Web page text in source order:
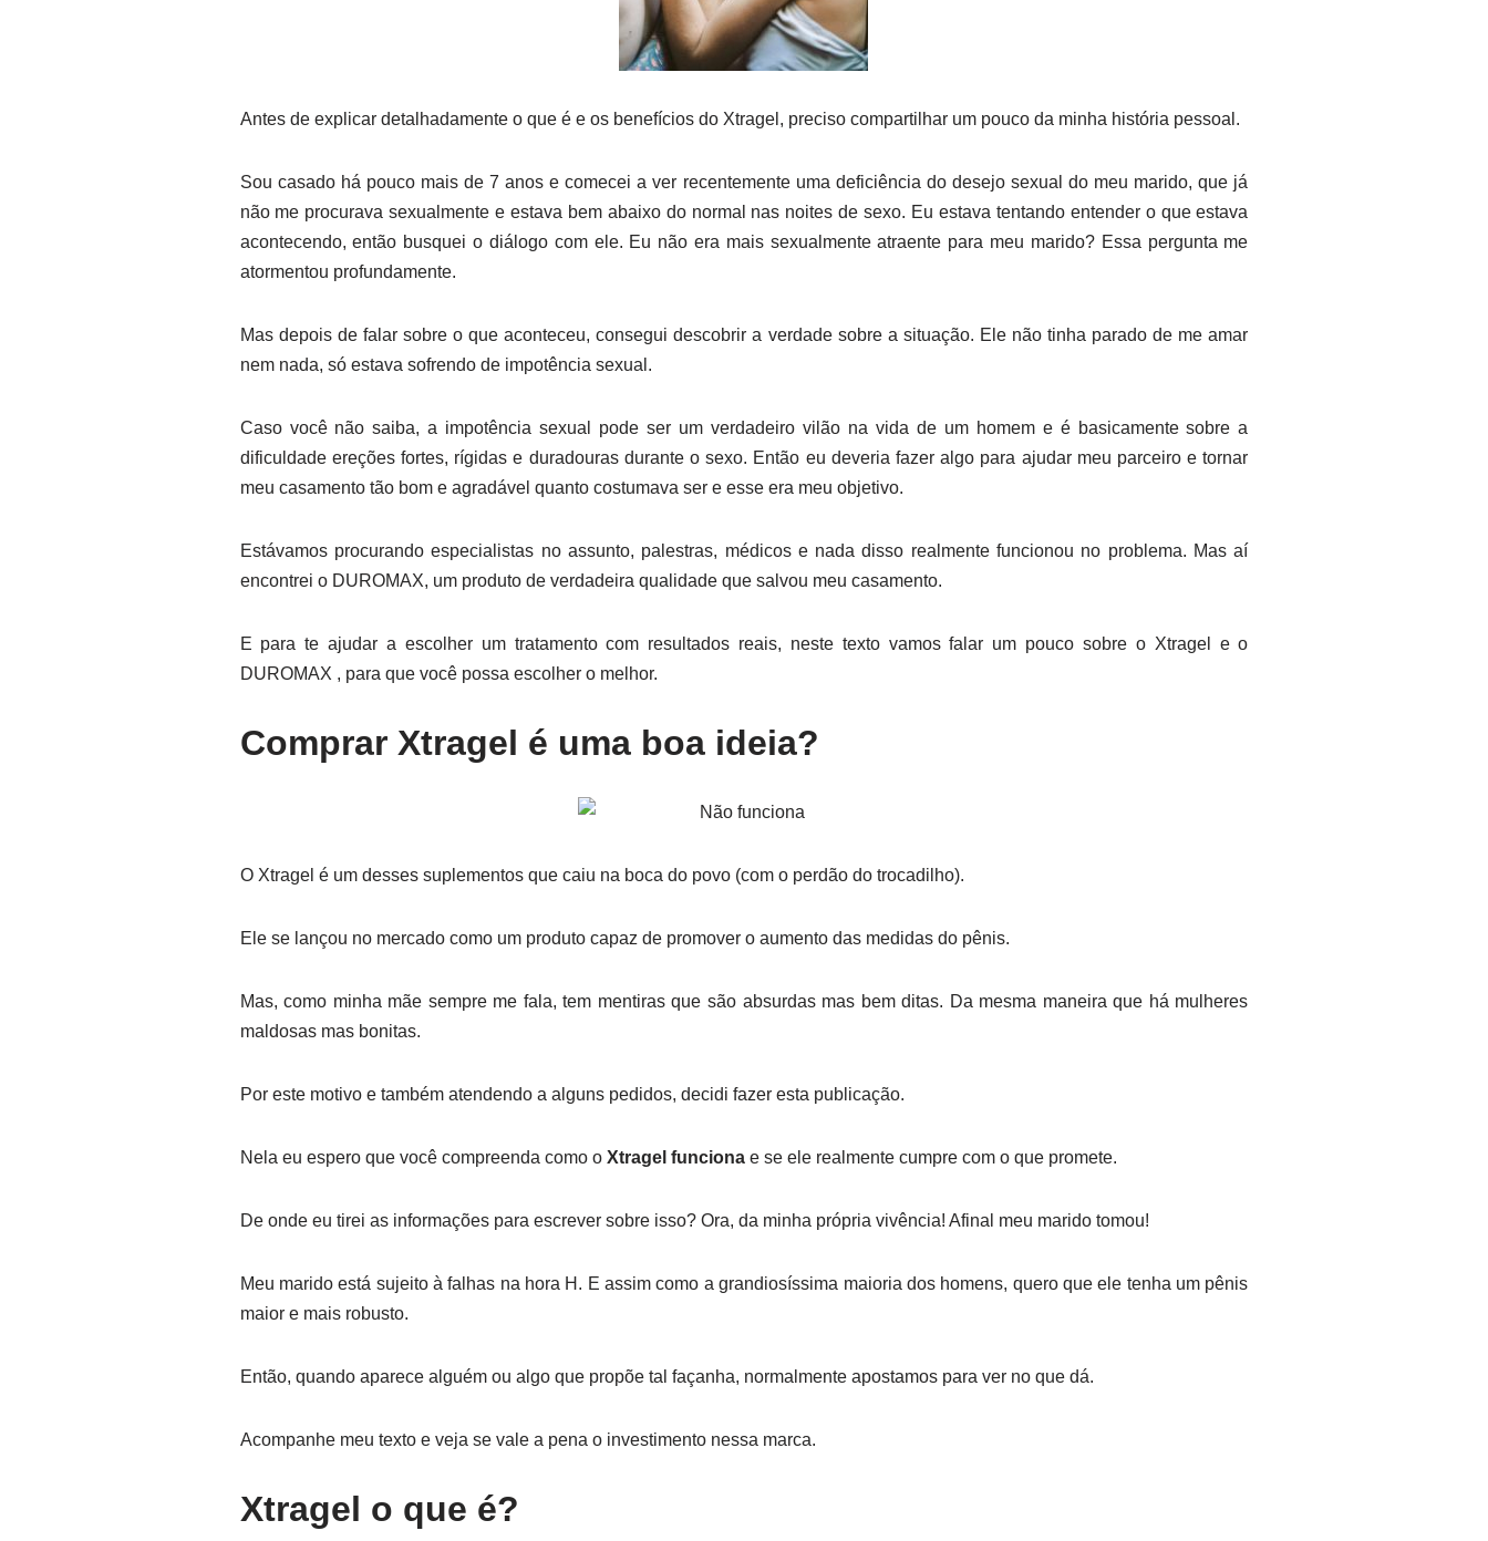
Antes de explicar detalhadamente o que é e os benefícios do Xtragel, preciso compartilhar um pouco da minha história pessoal.
Sou casado há pouco mais de 7 anos e comecei a ver recentemente uma deficiência do desejo sexual do meu marido, que já
não me procurava sexualmente e estava bem abaixo do normal nas noites de sexo. Eu estava tentando entender o que estava
acontecendo, então busquei o diálogo com ele. Eu não era mais sexualmente atraente para meu marido? Essa pergunta me
atormentou profundamente.
Mas depois de falar sobre o que aconteceu, consegui descobrir a verdade sobre a situação. Ele não tinha parado de me amar
nem nada, só estava sofrendo de impotência sexual.
Caso você não saiba, a impotência sexual pode ser um verdadeiro vilão na vida de um homem e é basicamente sobre a
dificuldade ereções fortes, rígidas e duradouras durante o sexo. Então eu deveria fazer algo para ajudar meu parceiro e tornar
meu casamento tão bom e agradável quanto costumava ser e esse era meu objetivo.
Estávamos procurando especialistas no assunto, palestras, médicos e nada disso realmente funcionou no problema. Mas aí
encontrei o DUROMAX, um produto de verdadeira qualidade que salvou meu casamento.
E para te ajudar a escolher um tratamento com resultados reais, neste texto vamos falar um pouco sobre o Xtragel e o
DUROMAX , para que você possa escolher o melhor.
Comprar Xtragel é uma boa ideia?
O Xtragel é um desses suplementos que caiu na boca do povo (com o perdão do trocadilho).
Ele se lançou no mercado como um produto capaz de promover o aumento das medidas do pênis.
Mas, como minha mãe sempre me fala, tem mentiras que são absurdas mas bem ditas. Da mesma maneira que há mulheres
maldosas mas bonitas.
Por este motivo e também atendendo a alguns pedidos, decidi fazer esta publicação.
Nela eu espero que você compreenda como o Xtragel funcionae se ele realmente cumpre com o que promete.
De onde eu tirei as informações para escrever sobre isso? Ora, da minha própria vivência! Afinal meu marido tomou!
Meu marido está sujeito à falhas na hora H. E assim como a grandiosíssima maioria dos homens, quero que ele tenha um pênis
maior e mais robusto.
Então, quando aparece alguém ou algo que propõe tal façanha, normalmente apostamos para ver no que dá.
Acompanhe meu texto e veja se vale a pena o investimento nessa marca.
Xtragel o que é?